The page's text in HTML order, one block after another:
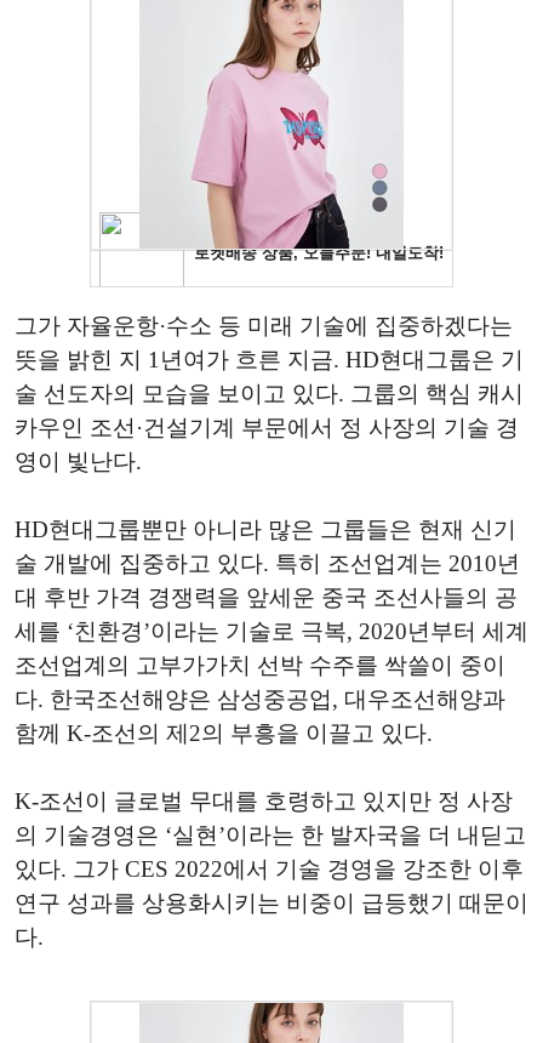
그가 자율운항·수소 등 미래 기술에 집중하겠다는
뜻을 밝힌 지 1년여가 흐른 지금. HD현대그룹은 기
술 선도자의 모습을 보이고 있다. 그룹의 핵심 캐시
카우인 조선·건설기계 부문에서 정 사장의 기술 경
영이 빛난다.
HD현대그룹뿐만 아니라 많은 그룹들은 현재 신기
술 개발에 집중하고 있다. 특히 조선업계는 2010년
대 후반 가격 경쟁력을 앞세운 중국 조선사들의 공
세를 ‘친환경’이라는 기술로 극복, 2020년부터 세계
조선업계의 고부가가치 선박 수주를 싹쓸이 중이
다. 한국조선해양은 삼성중공업, 대우조선해양과
함께 K-조선의 제2의 부흥을 이끌고 있다.
K-조선이 글로벌 무대를 호령하고 있지만 정 사장
의 기술경영은 ‘실현’이라는 한 발자국을 더 내딛고
있다. 그가 CES 2022에서 기술 경영을 강조한 이후
연구 성과를 상용화시키는 비중이 급등했기 때문이
다.